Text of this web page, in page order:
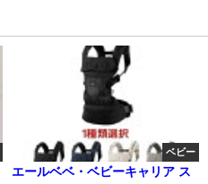
ベビー
エールベベ・ベビーキャリア ス